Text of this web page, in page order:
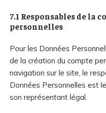
7.1 Responsables de la
personnelles
Pour les Données
de la création du compte
navigation sur le site, le
Données Personnelles est
son représentant légal.